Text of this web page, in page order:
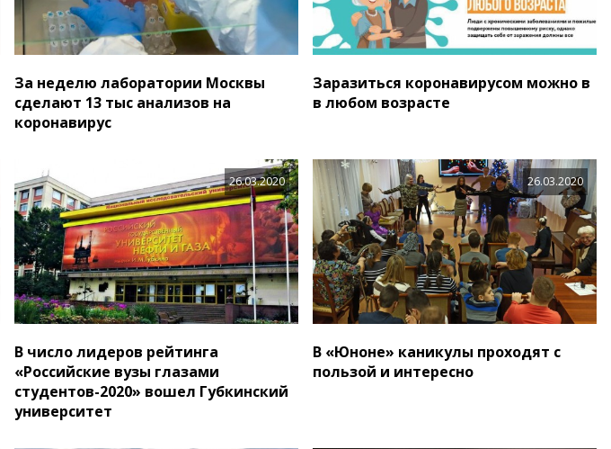
За неделю лаборатории Москвы
сделают 13 тыс анализов на
коронавирус
Заразиться коронавирусом можно в
в любом возрасте
26.03.2020
В число лидеров рейтинга
«Российские вузы глазами
студентов-2020» вошел Губкинский
университет
26.03.2020
В «Юноне» каникулы проходят с
пользой и интересно